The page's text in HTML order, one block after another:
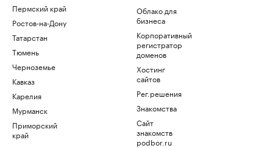
Пермский край
Ростов-на-Дону
Татарстан
Тюмень
Черноземье
Кавказ
Карелия
Мурманск
Приморский
край
Облако для
бизнеса
Корпоративный
регистратор
доменов
Хостинг
сайтов
Рег.решения
Знакомства
Сайт
знакомств
podbor.ru